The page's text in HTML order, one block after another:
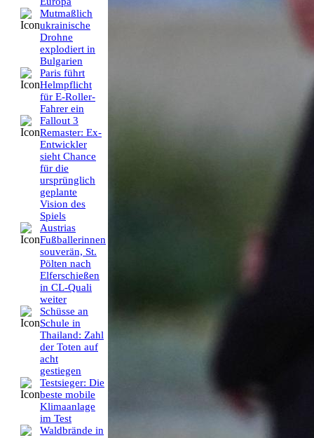
Mutmaßlich
ukrainische
Drohne
explodiert in
Bulgarien
Paris führt
Helmpflicht
für E-Roller-
Fahrer ein
Fallout 3
Remaster: Ex-
Entwickler
sieht Chance
für die
ursprünglich
geplante
Vision des
Spiels
Austrias
Fußballerinnen
souverän, St.
Pölten nach
Elferschießen
in CL-Quali
weiter
Schüsse an
Schule in
Thailand: Zahl
der Toten auf
acht
gestiegen
Testsieger: Die
beste mobile
Klimaanlage
im Test
Waldbrände in